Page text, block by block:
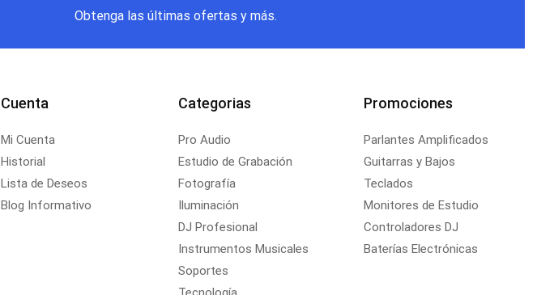
Obtenga las últimas ofertas y más.
Cuenta
Mi Cuenta
Historial
Lista de Deseos
Blog Informativo
Categorias
Pro Audio
Estudio de Grabación
Fotografía
Iluminación
DJ Profesional
Instrumentos Musicales
Soportes
Promociones
Parlantes Amplificados
Guitarras y Bajos
Teclados
Monitores de Estudio
Controladores DJ
Baterías Electrónicas